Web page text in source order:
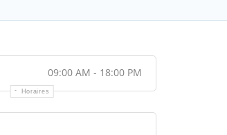
09:00 AM - 18:00 PM
Horaires